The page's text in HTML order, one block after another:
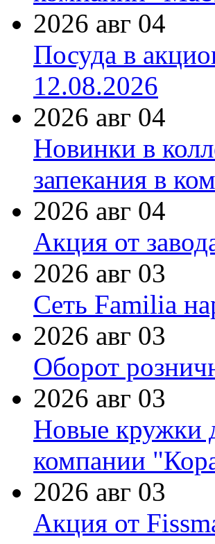
2026 авг 04
Посуда в
12.08.2026
2026 авг 04
Новинки в
запекания в
2026 авг 04
Акция от
2026 авг 03
Сеть Familia
2026 авг 03
Оборот
2026 авг 03
Новые кружки
компании
2026 авг 03
Акция от